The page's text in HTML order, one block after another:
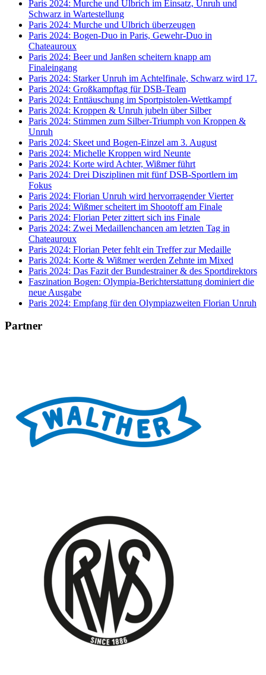
Paris 2024: Murche und Ulbrich im Einsatz, Unruh und
Schwarz in Wartestellung
Paris 2024: Murche und Ulbrich überzeugen
Paris 2024: Bogen-Duo in Paris, Gewehr-Duo in
Chateauroux
Paris 2024: Beer und Janßen scheitern knapp am
Finaleingang
Paris 2024: Starker Unruh im Achtelfinale, Schwarz wird 17.
Paris 2024: Großkampftag für DSB-Team
Paris 2024: Enttäuschung im Sportpistolen-Wettkampf
Paris 2024: Kroppen & Unruh jubeln über Silber
Paris 2024: Stimmen zum Silber-Triumph von Kroppen &
Unruh
Paris 2024: Skeet und Bogen-Einzel am 3. August
Paris 2024: Michelle Kroppen wird Neunte
Paris 2024: Korte wird Achter, Wißmer führt
Paris 2024: Drei Disziplinen mit fünf DSB-Sportlern im
Fokus
Paris 2024: Florian Unruh wird hervorragender Vierter
Paris 2024: Wißmer scheitert im Shootoff am Finale
Paris 2024: Florian Peter zittert sich ins Finale
Paris 2024: Zwei Medaillenchancen am letzten Tag in
Chateauroux
Paris 2024: Florian Peter fehlt ein Treffer zur Medaille
Paris 2024: Korte & Wißmer werden Zehnte im Mixed
Paris 2024: Das Fazit der Bundestrainer & des Sportdirektors
Faszination Bogen: Olympia-Berichterstattung dominiert die
neue Ausgabe
Paris 2024: Empfang für den Olympiazweiten Florian Unruh
Partner